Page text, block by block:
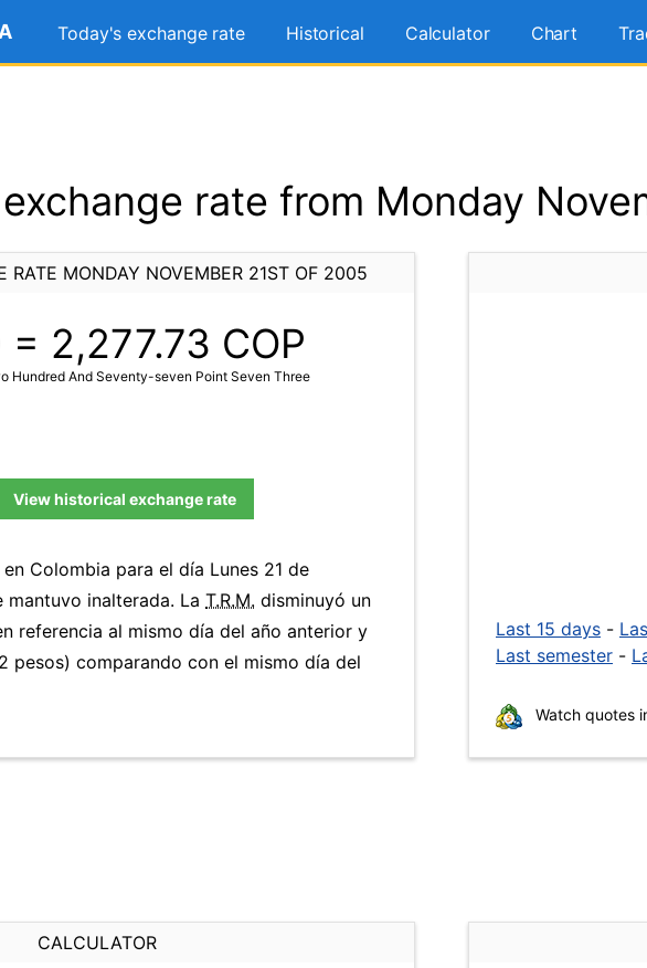
Today's exchange rate Historical Calculator Chart
exchange rate from Monday
RATE MONDAY NOVEMBER 21ST OF 2005
= 2,277.73 COP
Hundred And Seventy-seven Point Seven Three
View historical exchange rate
Colombia para el día Lunes 21 de
inalterada. La T.R.M. disminuyó un
referencia al mismo día del año anterior y
pesos) comparando con el mismo día del
Last 15 days -
Last semester -
Watch quotes
CALCULATOR